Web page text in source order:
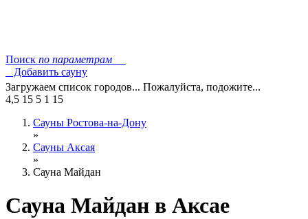
Поиск по параметрам
Добавить сауну
Загружаем список городов... Пожалуйста, подожите...
4,5 15 5 1 15
Сауны Ростова-на-Дону
»
Сауны Аксая
»
Сауна Майдан
Сауна Майдан в Аксае